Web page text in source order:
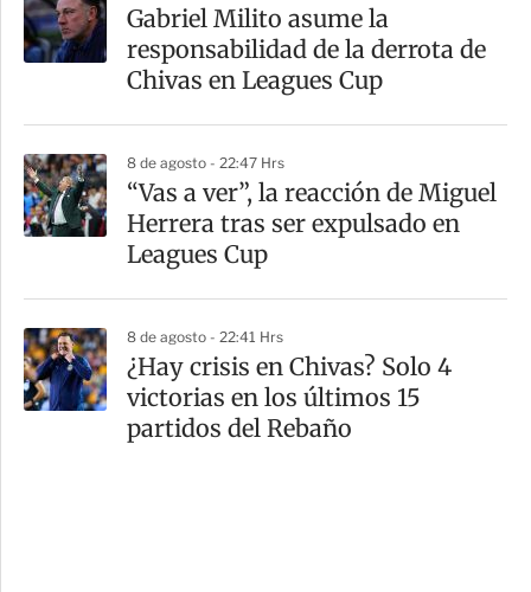
Gabriel Milito asume la
responsabilidad de la derrota de
Chivas en Leagues Cup
8 de agosto - 22:47 Hrs
“Vas a ver”, la reacción de Miguel
Herrera tras ser expulsado en
Leagues Cup
8 de agosto - 22:41 Hrs
¿Hay crisis en Chivas? Solo 4
victorias en los últimos 15
partidos del Rebaño